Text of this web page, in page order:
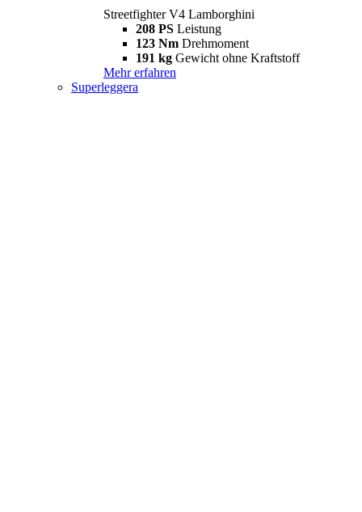
Streetfighter V4 Lamborghini
208 PS Leistung
123 Nm Drehmoment
191 kg Gewicht ohne Kraftstoff
Mehr erfahren
Superleggera